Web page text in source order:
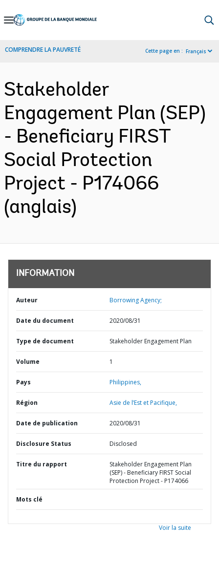
Skip
Navigation
COMPRENDRE LA PAUVRETÉ Cette page en : Français
Stakeholder
Engagement Plan (SEP)
- Beneficiary FIRST
Social Protection
Project - P174066
(anglais)
INFORMATION
Auteur Borrowing Agency;
Date du document 2020/08/31
Type de document Stakeholder Engagement Plan
Volume 1
Pays Philippines,
Région Asie de l’Est et Pacifique,
Date de publication 2020/08/31
Disclosure Status Disclosed
Titre du rapport
Stakeholder Engagement Plan
(SEP) - Beneficiary FIRST Social
Protection Project - P174066
Mots clé
Voir la suite